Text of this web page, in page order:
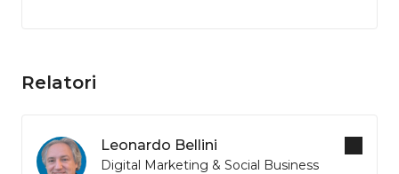
Relatori
Leonardo Bellini
Digital Marketing & Social Business